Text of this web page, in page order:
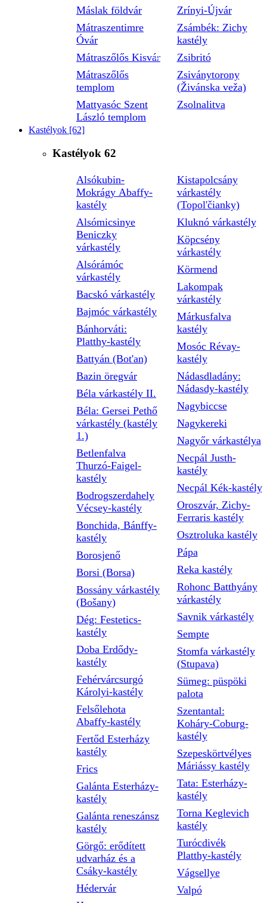
Máslak földvár
Mátraszentimre
Óvár
Mátraszőlős Kisvár
Mátraszőlős
templom
Mattyasóc Szent
László templom
Zrínyi-Újvár
Zsámbék: Zichy
kastély
Zsibritó
Zsiványtorony
(Živánska veža)
Zsolnalitva
Kastélyok [62]
Kastélyok 62
Alsókubin-
Mokrágy Abaffy-
kastély
Alsómicsinye
Beniczky
várkastély
Alsórámóc
várkastély
Bacskó várkastély
Bajmóc várkastély
Bánhorváti:
Platthy-kastély
Battyán (Bot'an)
Bazin öregvár
Béla várkastély II.
Béla: Gersei Pethő
várkastély (kastély
1.)
Betlenfalva
Thurzó-Faigel-
kastély
Bodrogszerdahely
Vécsey-kastély
Bonchida, Bánffy-
kastély
Borosjenő
Borsi (Borsa)
Bossány várkastély
(Bošany)
Dég: Festetics-
kastély
Doba Erdődy-
kastély
Fehérvárcsurgó
Károlyi-kastély
Felsőlehota
Abaffy-kastély
Fertőd Esterházy
kastély
Frics
Galánta Esterházy-
kastély
Galánta reneszánsz
kastély
Görgő: erődített
udvarház és a
Csáky-kastély
Hédervár
Kistapolcsány
várkastély
(Topol'čianky)
Kluknó várkastély
Köpcsény
várkastély
Körmend
Lakompak
várkastély
Márkusfalva
kastély
Mosóc Révay-
kastély
Nádasdladány:
Nádasdy-kastély
Nagybiccse
Nagykereki
Nagyőr várkastélya
Necpál Justh-
kastély
Necpál Kék-kastély
Oroszvár, Zichy-
Ferraris kastély
Osztroluka kastély
Pápa
Reka kastély
Rohonc Batthyány
várkastély
Savnik várkastély
Sempte
Stomfa várkastély
(Stupava)
Sümeg: püspöki
palota
Szentantal:
Koháry-Coburg-
kastély
Szepeskörtvélyes
Máriássy kastély
Tata: Esterházy-
kastély
Torna Keglevich
kastély
Turócdivék
Platthy-kastély
Vágsellye
Valpó